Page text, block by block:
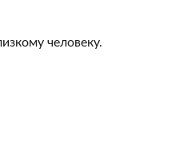
человеку.